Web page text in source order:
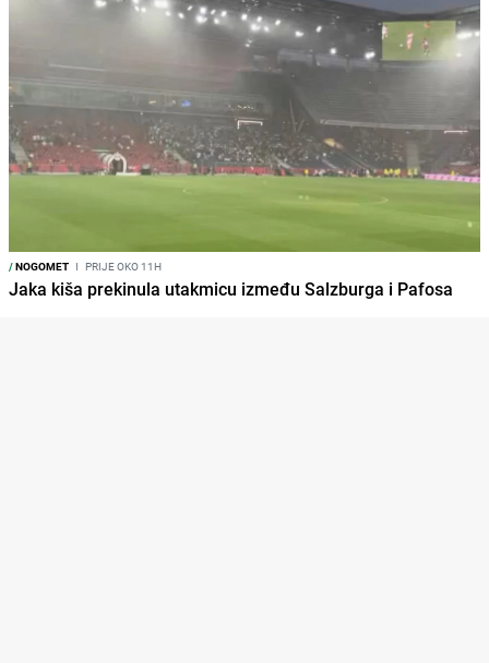
/NOGOMET I PRIJE OKO 11H
Jaka kiša prekinula utakmicu između Salzburga i Pafosa